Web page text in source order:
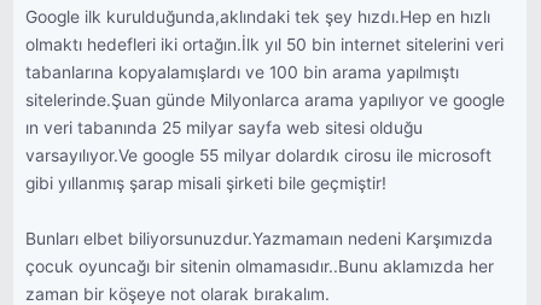
Google ilk kurulduğunda,aklındaki tek şey hızdı.Hep en hızlı
olmaktı hedefleri iki ortağın.İlk yıl 50 bin internet sitelerini veri
tabanlarına kopyalamışlardı ve 100 bin arama yapılmıştı
sitelerinde.Şuan günde Milyonlarca arama yapılıyor ve google
ın veri tabanında 25 milyar sayfa web sitesi olduğu
varsayılıyor.Ve google 55 milyar dolardık cirosu ile microsoft
gibi yıllanmış şarap misali şirketi bile geçmiştir!
Bunları elbet biliyorsunuzdur.Yazmamaın nedeni Karşımızda
çocuk oyuncağı bir sitenin olmamasıdır..Bunu aklamızda her
zaman bir köşeye not olarak bırakalım.